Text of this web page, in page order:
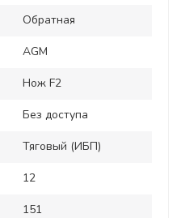
Обратная
AGM
Нож F2
Без доступа
Тяговый (ИБП)
12
151